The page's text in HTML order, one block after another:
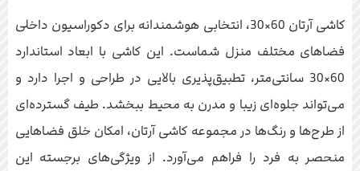
کاشی آرتان 60×30، انتخابی هوشمندانه برای دکوراسیون داخلی
فضاهای مختلف منزل شماست. این کاشی با ابعاد استاندارد
60×30 سانتی‌متر، تطبیق‌پذیری بالایی در طراحی و اجرا دارد و
می‌تواند جلوه‌ای زیبا و مدرن به محیط ببخشد. طیف گسترده‌ای
از طرح‌ها و رنگ‌ها در مجموعه کاشی آرتان، امکان خلق فضاهایی
منحصر به فرد را فراهم می‌آورد. از ویژگی‌های برجسته این